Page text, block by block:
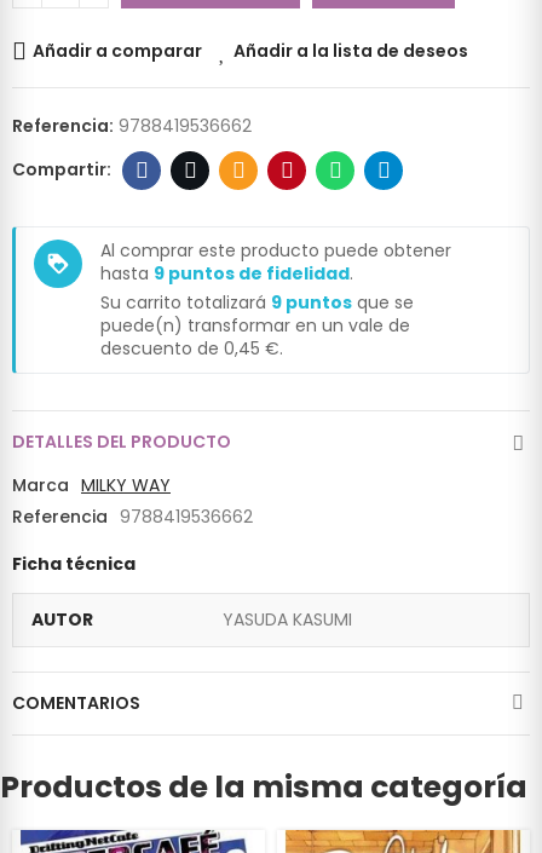
Añadir a comparar Añadir a la lista de deseos
Referencia: 9788419536662
loyalty
Al comprar este producto puede obtener
hasta 9 puntos de fidelidad.
Su carrito totalizará 9 puntos que se
puede(n) transformar en un vale de
descuento de 0,45 €.
DETALLES DEL PRODUCTO
Marca MILKY WAY
Referencia 9788419536662
Ficha técnica
AUTOR YASUDA KASUMI
COMENTARIOS
Productos de la misma categoría